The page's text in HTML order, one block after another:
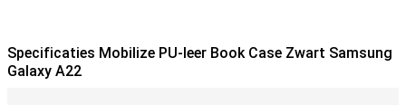
Specificaties Mobilize PU-leer Book Case Zwart Samsung
Galaxy A22